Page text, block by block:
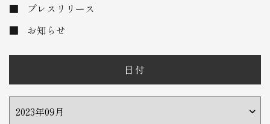
プレスリリース
お知らせ
日付